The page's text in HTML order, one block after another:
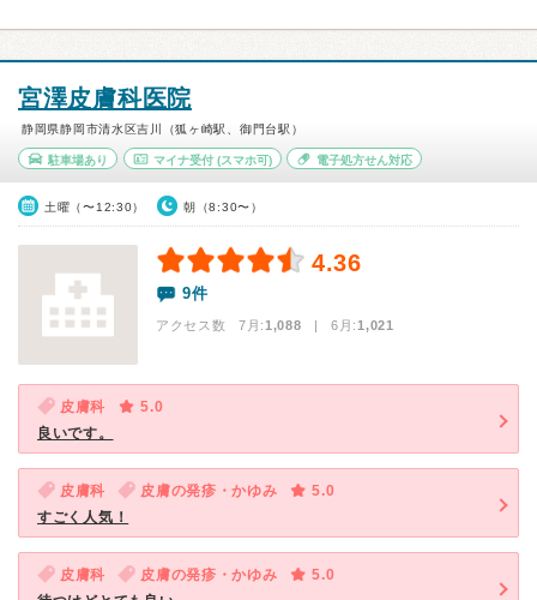
宮澤皮膚科医院
静岡県静岡市清水区吉川（狐ヶ崎駅、御門台駅）
駐車場あり マイナ受付(スマホ可) 電子処方せん対応
土曜（〜12:30） 朝（8:30〜）
4.36
9件
アクセス数 7月:1,088 | 6月:1,021
皮膚科
5.0
良いです。
皮膚科 皮膚の発疹・かゆみ
5.0
すごく人気！
皮膚科 皮膚の発疹・かゆみ
5.0